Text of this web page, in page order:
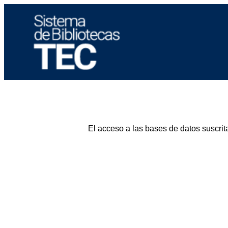
El acceso a las bases de datos